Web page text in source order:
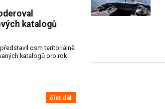
katalogů
osm teritoriálně
katalogů pro rok
číst dál